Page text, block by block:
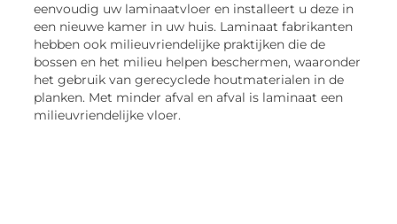
eenvoudig uw laminaatvloer en installeert u deze in
een nieuwe kamer in uw huis. Laminaat fabrikanten
hebben ook milieuvriendelijke praktijken die de
bossen en het milieu helpen beschermen, waaronder
het gebruik van gerecyclede houtmaterialen in de
planken. Met minder afval en afval is laminaat een
milieuvriendelijke vloer.